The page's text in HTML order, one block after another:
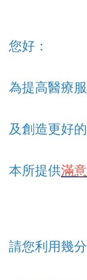
您好：
為提高醫療
及創造更好
本所提供滿
請您利用幾